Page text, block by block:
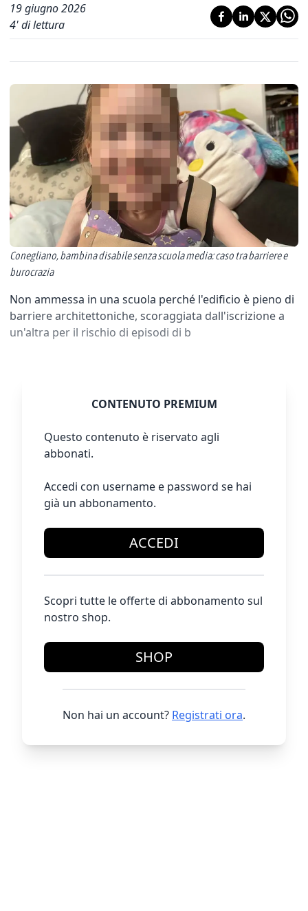
19 giugno 2026
4' di lettura
Conegliano, bambina disabile senza scuola media: caso tra barriere e
burocrazia
Non ammessa in una scuola perché l'edificio è pieno di
barriere architettoniche, scoraggiata dall'iscrizione a
un'altra per il rischio di episodi di b
CONTENUTO PREMIUM
Questo contenuto è riservato agli
abbonati.
Accedi con username e password se hai
già un abbonamento.
ACCEDI
Scopri tutte le offerte di abbonamento sul
nostro shop.
SHOP
Non hai un account? Registrati ora.